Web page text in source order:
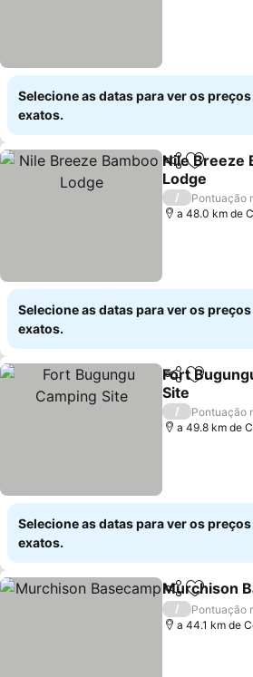
Selecione as datas para ver os preços
exatos.
Partilhar
Nile Breeze
Lodge
/
Pontuação
a 48.0 km de
Selecione as datas para ver os preços
exatos.
Partilhar
Fort
Site
/
Pontuação
a 49.8 km de
Selecione as datas para ver os preços
exatos.
Partilhar
Murchison
/
Pontuação
a 44.1 km de